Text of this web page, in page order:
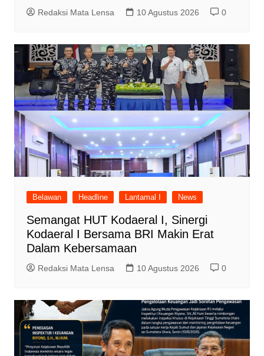
Redaksi Mata Lensa 10 Agustus 2026 0
Belawan Headline Lantamal I News
Semangat HUT Kodaeral I, Sinergi
Kodaeral I Bersama BRI Makin Erat
Dalam Kebersamaan
Redaksi Mata Lensa 10 Agustus 2026 0